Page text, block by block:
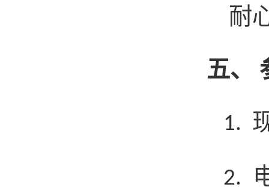
耐
五、
1.
2.